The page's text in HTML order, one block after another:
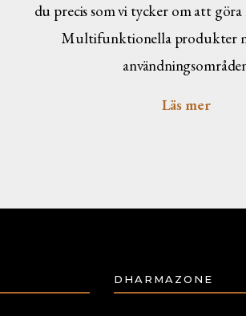
du precis som vi tycker om att
Multifunktionella produkter
Läs mer
DHARMAZONE